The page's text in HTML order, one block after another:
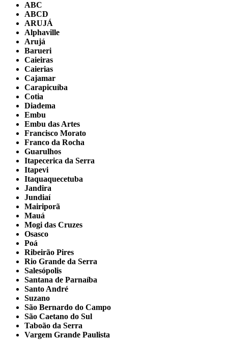
ABC
ABCD
ARUJÁ
Alphaville
Arujá
Barueri
Caieiras
Caierias
Cajamar
Carapicuíba
Cotia
Diadema
Embu
Embu das Artes
Francisco Morato
Franco da Rocha
Guarulhos
Itapecerica da Serra
Itapevi
Itaquaquecetuba
Jandira
Jundiaí
Mairiporã
Mauá
Mogi das Cruzes
Osasco
Poá
Ribeirão Pires
Rio Grande da Serra
Salesópolis
Santana de Parnaíba
Santo André
Suzano
São Bernardo do Campo
São Caetano do Sul
Taboão da Serra
Vargem Grande Paulista